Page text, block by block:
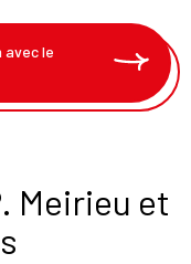
avec le
Meirieu et